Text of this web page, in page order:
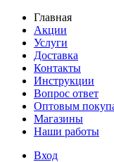
Главная
Акции
Услуги
Доставка
Контакты
Инструкции
Вопрос ответ
Оптовым
Магазины
Наши работы
Вход